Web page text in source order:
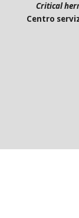
Critical
Centro